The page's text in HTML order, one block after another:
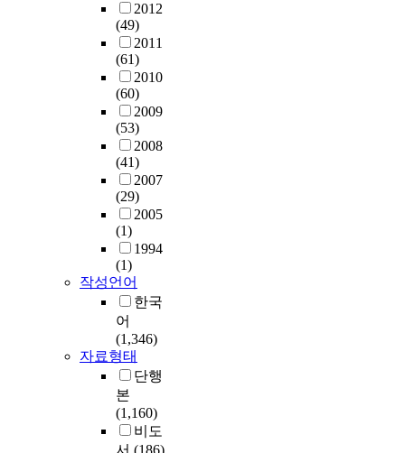
2012
(49)
2011
(61)
2010
(60)
2009
(53)
2008
(41)
2007
(29)
2005
(1)
1994
(1)
작성언어
한국
어
(1,346)
자료형태
단행
본
(1,160)
비도